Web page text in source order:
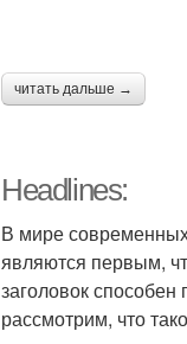
читать дальше →
Headlines:
В мире
являются первым,
заголовок
рассмотрим, что